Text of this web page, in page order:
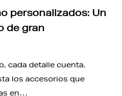
personalizados: Un
de gran
cada detalle cuenta.
los accesorios que
en…